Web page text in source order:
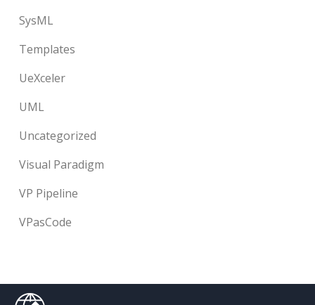
SysML
Templates
UeXceler
UML
Uncategorized
Visual Paradigm
VP Pipeline
VPasCode